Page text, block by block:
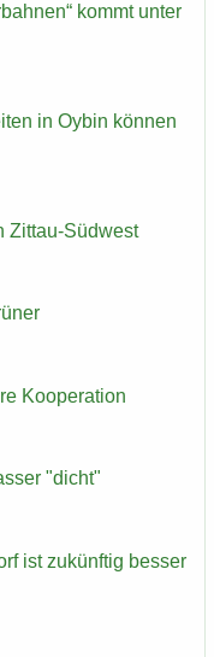
kommt unter
in Oybin kön­nen
Zittau-​Südwest
Ko­ope­ra­ti­on
"dicht"
ist zu­künf­tig bes­ser